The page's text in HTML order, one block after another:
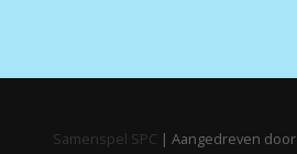
Samenspel SPC | Aangedreven door